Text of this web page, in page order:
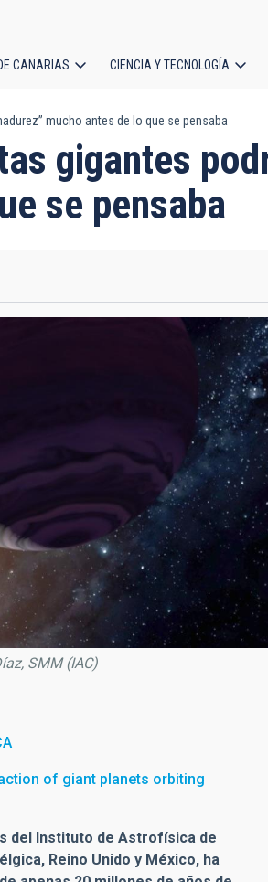
CANARIAS CIENCIA Y TECNOLOGÍA
mucho antes de lo que se pensaba
gigantes
se pensaba
SMM (IAC)
of giant planets orbiting
del Instituto de Astrofísica de
Reino Unido y México, ha